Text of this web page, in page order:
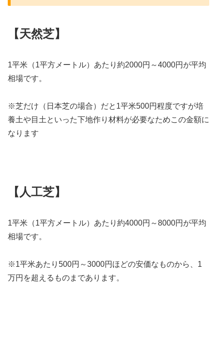
【天然芝】
1平米（1平方メートル）あたり約2000円～4000円が平均
相場です。
※芝だけ（日本芝の場合）だと1平米500円程度ですが培
養土や目土といった下地作り材料が必要なためこの金額に
なります
【人工芝】
1平米（1平方メートル）あたり約4000円～8000円が平均
相場です。
※1平米あたり500円～3000円ほどの安価なものから、1
万円を超えるものまであります。